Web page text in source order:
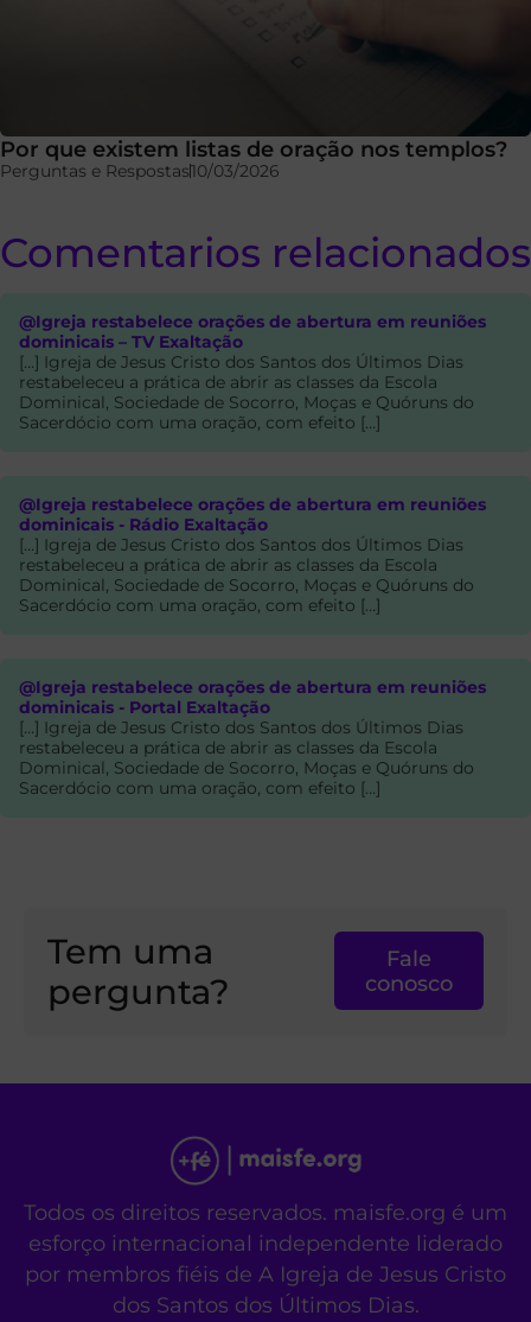
Por que existem listas de oração nos templos?
Perguntas e Respostas10/03/2026
Comentarios relacionados
@Igreja restabelece orações de abertura em reuniões
dominicais – TV Exaltação
[…] Igreja de Jesus Cristo dos Santos dos Últimos Dias
restabeleceu a prática de abrir as classes da Escola
Dominical, Sociedade de Socorro, Moças e Quóruns do
Sacerdócio com uma oração, com efeito […]
@Igreja restabelece orações de abertura em reuniões
dominicais - Rádio Exaltação
[…] Igreja de Jesus Cristo dos Santos dos Últimos Dias
restabeleceu a prática de abrir as classes da Escola
Dominical, Sociedade de Socorro, Moças e Quóruns do
Sacerdócio com uma oração, com efeito […]
@Igreja restabelece orações de abertura em reuniões
dominicais - Portal Exaltação
[…] Igreja de Jesus Cristo dos Santos dos Últimos Dias
restabeleceu a prática de abrir as classes da Escola
Dominical, Sociedade de Socorro, Moças e Quóruns do
Sacerdócio com uma oração, com efeito […]
Tem uma
pergunta?
Fale
conosco
Todos os direitos reservados. maisfe.org é um
esforço internacional independente liderado
por membros fiéis de A Igreja de Jesus Cristo
dos Santos dos Últimos Dias.